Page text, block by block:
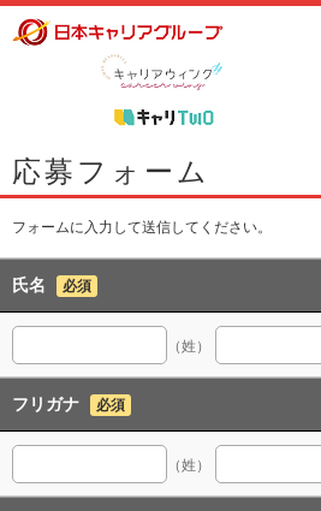
応募フォーム
フォームに入力して送信してください。
氏名 必須
（姓）
フリガナ 必須
（姓）